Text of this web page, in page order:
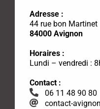
Adresse :
44 rue bon Martinet
84000Avignon
Horaires :
Lundi – vendredi :
Contact :
06 11 48 90 80
contact-